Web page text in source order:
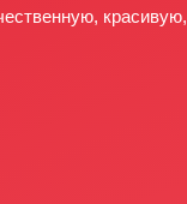
красивую,